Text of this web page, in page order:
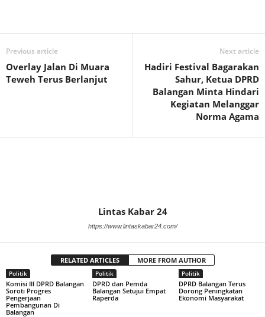
Previous article
Overlay Jalan Di Muara
Teweh Terus Berlanjut
Next article
Hadiri Festival Bagarakan
Sahur, Ketua DPRD
Balangan Minta Hindari
Kegiatan Melanggar
Norma Agama
Lintas Kabar 24
https://www.lintaskabar24.com/
RELATED ARTICLES MORE FROM AUTHOR
Politik
Komisi III DPRD Balangan
Soroti Progres
Pengerjaan
Pembangunan Di
Balangan
Politik
DPRD dan Pemda
Balangan Setujui Empat
Raperda
Politik
DPRD Balangan Terus
Dorong Peningkatan
Ekonomi Masyarakat